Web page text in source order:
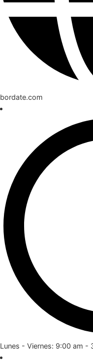
bordate.com
Lunes - Viernes: 9:00 am -